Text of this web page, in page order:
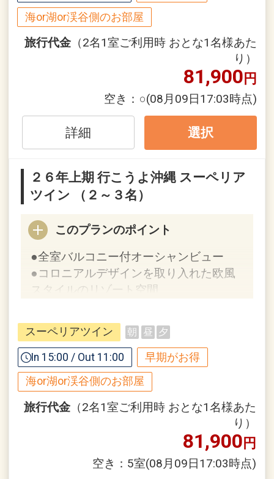
ると
１泊につきおひとり様２，０００円引
※早期申込期間を過ぎてからの変更（人
数の内訳・客室タイプ・食事条件・プラ
ン・氏名・人員・泊数の増減等の変更）
があった場合、早期申込割引は適用され
ません。
※他の割引との併用はできません。
ーからお進みいただいた後表示される
「空室照会結果確認画面」でご確認くだ
さい。
【６０日前までの申込がお得】早期申込
割引がございます
ご宿泊の６０日前までにお申し込みにな
ると
※早期申込期間を過ぎてからの変更（人
数の内訳・客室タイプ・食事条件・プラ
ン・氏名・人員・泊数の増減等の変更）
があった場合、早期申込割引は適用され
ません。
※割引適用後のご旅行代金は、カレンダ
ーからお進みいただいた後表示される
「空室照会結果確認画面」でご確認くだ
海or湖or渓谷側のお部屋
旅行代金 （2名1室ご利用時 おとな1名様あた
り）
81,900円
空き： ○(08月09日17:03時点)
詳細 選択
２６年上期 行こうよ沖縄 スーペリア
ツイン （２～３名）
このプランのポイント
●全室バルコニー付オーシャンビュー
●コロニアルデザインを取り入れた欧風
スタイルのリゾート空間
【９０日前までの申込がお得】早期申込
割引がございます
ご宿泊の９０日前までにお申し込みにな
ると
１泊につきおひとり様２，０００円引
※早期申込期間を過ぎてからの変更（人
数の内訳・客室タイプ・食事条件・プラ
ン・氏名・人員・泊数の増減等の変更）
があった場合、早期申込割引は適用され
スーペリアツイン 朝 昼 夕
In 15:00 / Out 11:00
早期がお得
海or湖or渓谷側のお部屋
旅行代金 （2名1室ご利用時 おとな1名様あた
り）
81,900円
空き： 5室(08月09日17:03時点)